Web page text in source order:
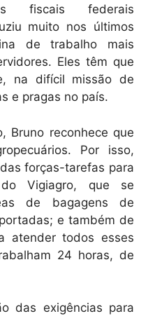
fiscais federais
muito nos últimos
de trabalho mais
Eles têm que
na difícil missão de
e pragas no país.
Bruno reconhece que
Por isso,
forças-tarefas para
Vigiagro, que se
de bagagens de
e também de
atender todos esses
24 horas, de
das exigências para